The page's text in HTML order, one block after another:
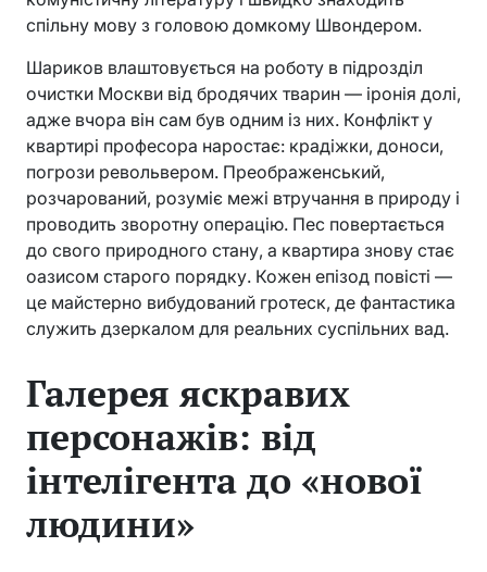
спільну мову з головою домкому Швондером.
Шариков влаштовується на роботу в підрозділ
очистки Москви від бродячих тварин — іронія долі,
адже вчора він сам був одним із них. Конфлікт у
квартирі професора наростає: крадіжки, доноси,
погрози револьвером. Преображенський,
розчарований, розуміє межі втручання в природу і
проводить зворотну операцію. Пес повертається
до свого природного стану, а квартира знову стає
оазисом старого порядку. Кожен епізод повісті —
це майстерно вибудований гротеск, де фантастика
служить дзеркалом для реальних суспільних вад.
Галерея яскравих
персонажів: від
інтелігента до «нової
людини»